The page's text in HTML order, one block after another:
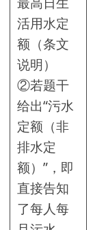
活用水定
额（条文
说明）
②若题干
给出“污水
定额（非
排水定
额）”，即
直接告知
了每人每